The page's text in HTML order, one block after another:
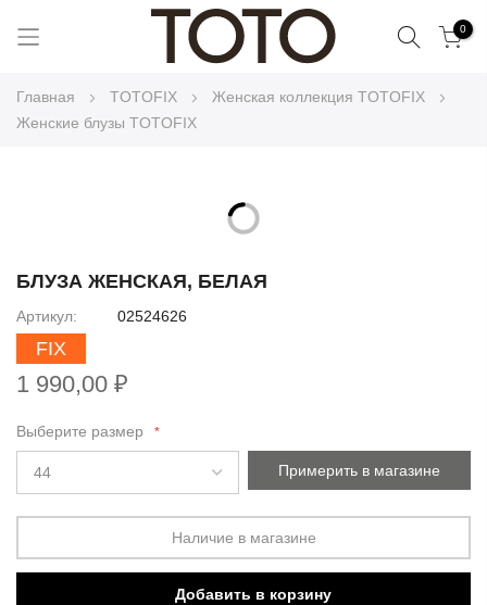
Поиск0
Главная TOTOFIX
Женская коллекция TOTOFIX
Женские блузы TOTOFIX
end
of
images
gallery
to
beginning
the
gallery
БЛУЗА ЖЕНСКАЯ, БЕЛАЯ
Артикул 02524626
FIX
1 990,00 ₽
Выберите размер
Примерить в магазине
Наличие в магазине
Добавить в корзину